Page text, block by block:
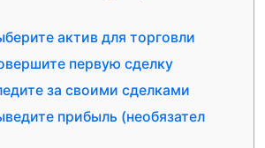
актив для торговли
первую сделку
за своими сделками
прибыль (необязател